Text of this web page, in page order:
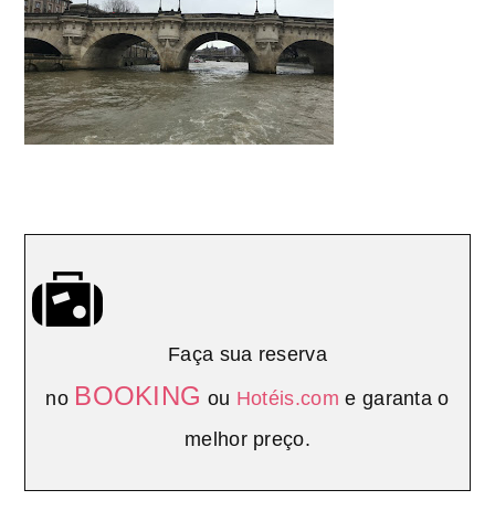
Faça sua reserva
no BOOKING ou Hotéis.com e garanta o
melhor preço.